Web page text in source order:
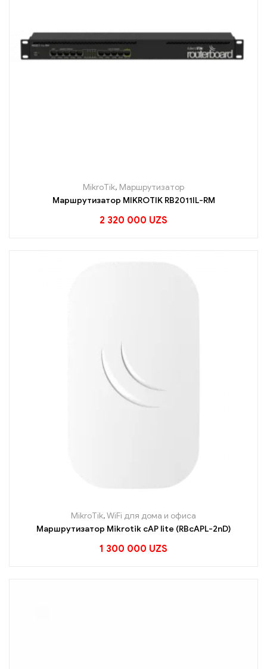
MikroTik, Маршрутизатор
Маршрутизатор MIKROTIK RB2011IL-RM
2 320 000 UZS
MikroTik,WiFi для дома и офиса
Маршрутизатор Mikrotik cAP lite (RBcAPL-2nD)
1 300 000 UZS